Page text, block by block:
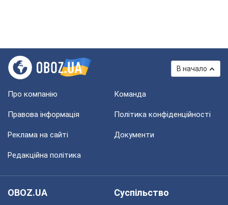
В начало
Про компанію Команда
Правова інформація Політика конфіденційності
Реклама на сайті Документи
Редакційна політика
OBOZ.UA
Суспільство